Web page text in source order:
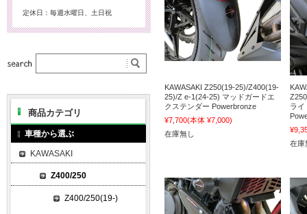
KAWASAKI Z250(19-25)/Z400(19-
25)/Z e-1(24-25) マッドガードエ
クステンダー Powerbronze
¥7,700(本体 ¥7,000)
在庫無し
ライ
在庫
定休日：毎週水曜日、土日祝
商品カテゴリ
車種から選ぶ
KAWASAKI
Z400/250
Z400/250(19-)